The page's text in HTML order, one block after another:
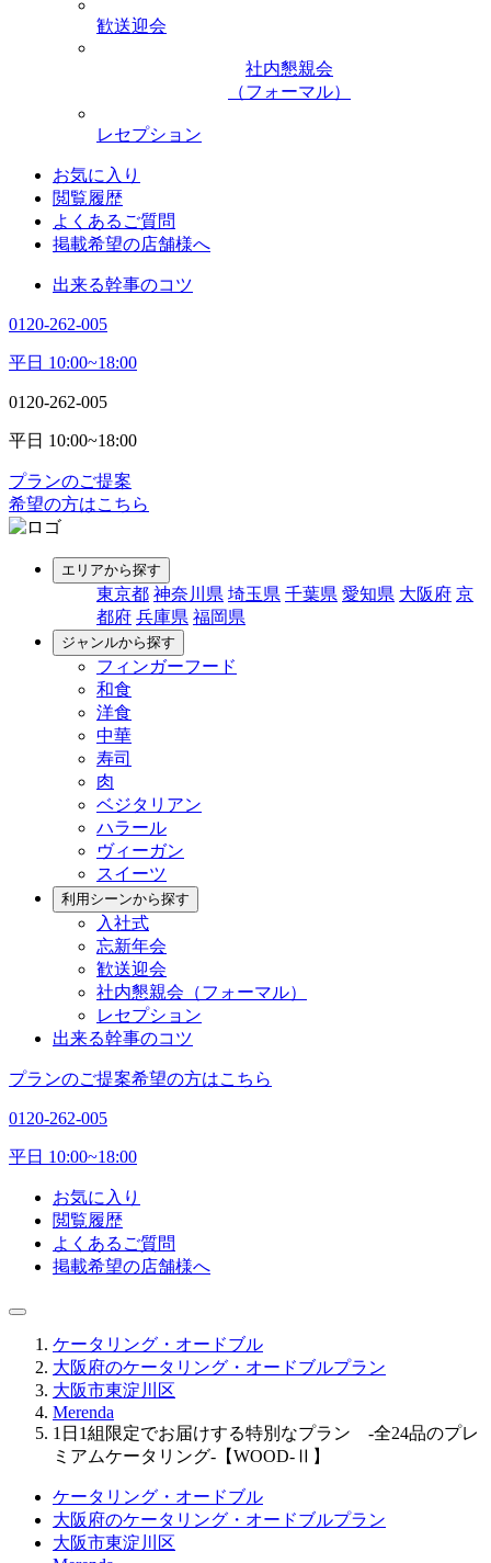
歓送迎会
社内懇親会
（フォーマル）
レセプション
お気に入り
閲覧履歴
よくあるご質問
掲載希望の店舗様へ
出来る幹事のコツ
0120-262-005
平日 10:00~18:00
0120-262-005
平日 10:00~18:00
プランのご提案
希望の方はこちら
エリアから探す
東京都 神奈川県 埼玉県 千葉県 愛知県 大阪府 京
都府 兵庫県 福岡県
ジャンルから探す
フィンガーフード
和食
洋食
中華
寿司
肉
ベジタリアン
ハラール
ヴィーガン
スイーツ
利用シーンから探す
入社式
忘新年会
歓送迎会
社内懇親会（フォーマル）
レセプション
出来る幹事のコツ
プランのご提案希望の方はこちら
0120-262-005
平日 10:00~18:00
お気に入り
閲覧履歴
よくあるご質問
掲載希望の店舗様へ
ケータリング・オードブル
大阪府のケータリング・オードブルプラン
大阪市東淀川区
Merenda
1日1組限定でお届けする特別なプラン -全24品のプレ
ミアムケータリング-【WOOD-Ⅱ】
ケータリング・オードブル
大阪府のケータリング・オードブルプラン
大阪市東淀川区